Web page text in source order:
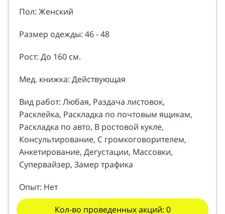
Возраст: 24
Пол: Женский
Размер одежды: 46 - 48
Рост: До 160 см.
Мед. книжка: Действующая
Вид работ: Любая, Раздача листовок,
Расклейка, Раскладка по почтовым ящикам,
Раскладка по авто, В ростовой кукле,
Консультирование, С громкоговорителем,
Анкетирование, Дегустации, Массовки,
Супервайзер, Замер трафика
Опыт: Нет